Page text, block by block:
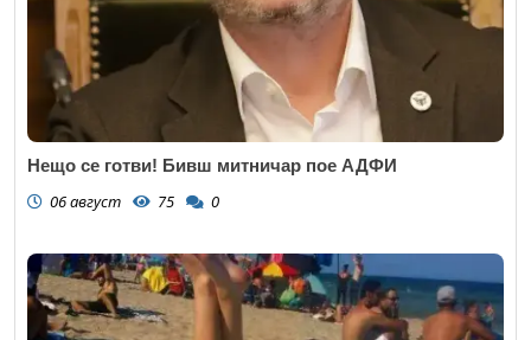
Нещо се готви! Бивш митничар пое АДФИ
06 август 75 0